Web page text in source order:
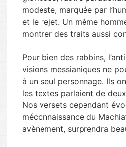
modeste, marquée par
et le rejet. Un même
montrer des traits aussi
Pour bien des rabbins,
visions messianiques ne
à un seul personnage. Ils
les textes parlaient de
Nos versets cependant
méconnaissance du
avènement, surprendra